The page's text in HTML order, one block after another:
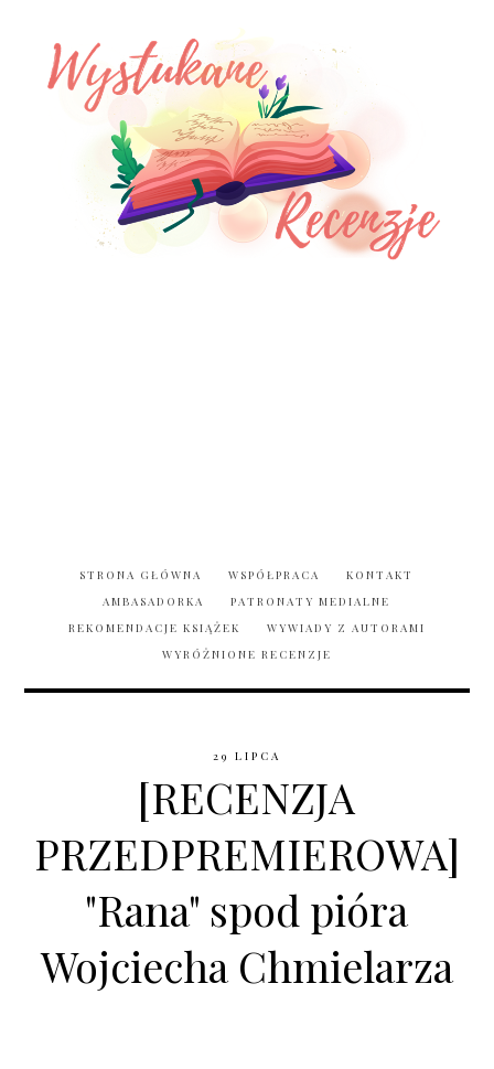
STRONA GŁÓWNA WSPÓŁPRACA
KONTAKT
AMBASADORKA
PATRONATY MEDIALNE
REKOMENDACJE KSIĄŻEK
WYWIADY Z AUTORAMI
WYRÓŻNIONE RECENZJE
29 LIPCA
[RECENZJA
PRZEDPREMIEROWA]
"Rana" spod pióra
Wojciecha Chmielarza